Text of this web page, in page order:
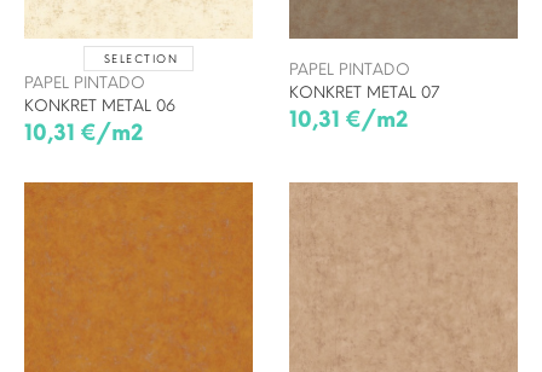
SELECTION
PAPEL PINTADO
KONKRET METAL 06
10,31 €/m2
PAPEL PINTADO
KONKRET METAL 07
10,31 €/m2